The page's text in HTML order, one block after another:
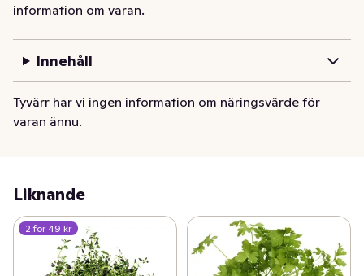
information om varan.
Innehåll
Tyvärr har vi ingen information om näringsvärde för
varan ännu.
Liknande
2 för 49 kr